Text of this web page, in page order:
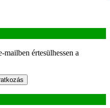
értesülhessen a